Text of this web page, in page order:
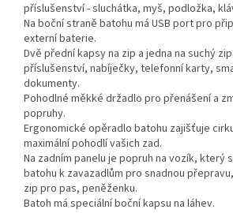
příslušenství - sluchátka, myš, podložka,
Na boční straně batohu má USB port pro
externí baterie.
Dvě přední kapsy na zip a jedna na suchý
příslušenství, nabíječky, telefonní karty,
dokumenty.
Pohodlné měkké držadlo pro přenášení a
popruhy.
Ergonomické opěradlo batohu zajišťuje
maximální pohodlí vašich zad.
Na zadním panelu je popruh na vozík, který
batohu k zavazadlům pro snadnou
zip pro pas, peněženku.
Batoh má speciální boční kapsu na láhev.